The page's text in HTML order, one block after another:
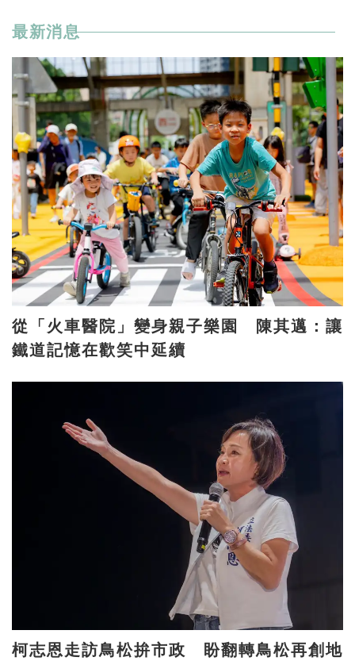
最新消息
從「火車醫院」變身親子樂園 陳其邁：讓
鐵道記憶在歡笑中延續
柯志恩走訪鳥松拚市政 盼翻轉鳥松再創地